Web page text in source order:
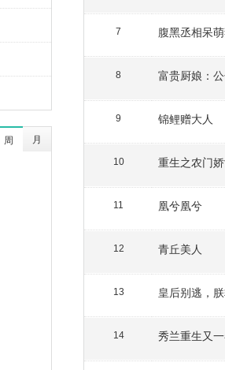
周 月
7 腹黑丞相呆
8 富贵厨娘：
9 锦鲤赠大人
10 重生之农门
11 凰兮凰兮
12 青丘美人
13 皇后别逃，
14 秀兰重生又